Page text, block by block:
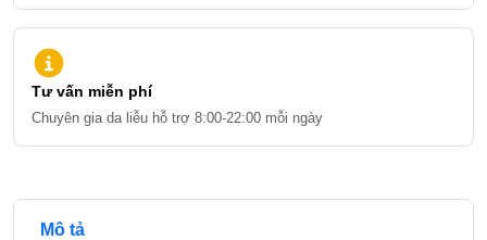
Tư vấn miễn phí
Chuyên gia da liễu hỗ trợ 8:00-22:00 mỗi ngày
Chi tiết và đề xuất sản phẩm
Mô tả